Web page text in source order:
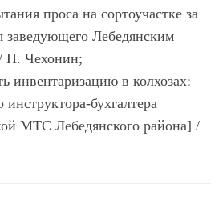
проса на сортоучастке за
заведующего Лебедянским
П. Чехонин;
инвентаризацию в колхозах:
инструктора-бухгалтера
МТС Лебедянского района] /